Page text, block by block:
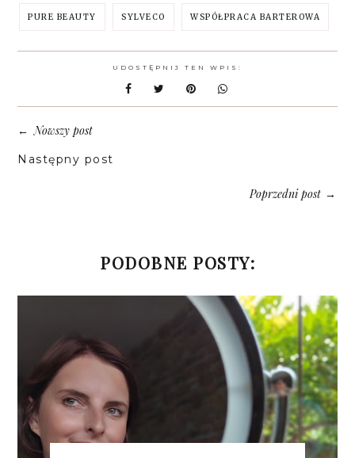
PURE BEAUTY SYLVECO WSPÓŁPRACA BARTEROWA
UDOSTĘPNIJ TEN WPIS:
←Nowszy post
Następny post
Poprzedni post→
PODOBNE POSTY: